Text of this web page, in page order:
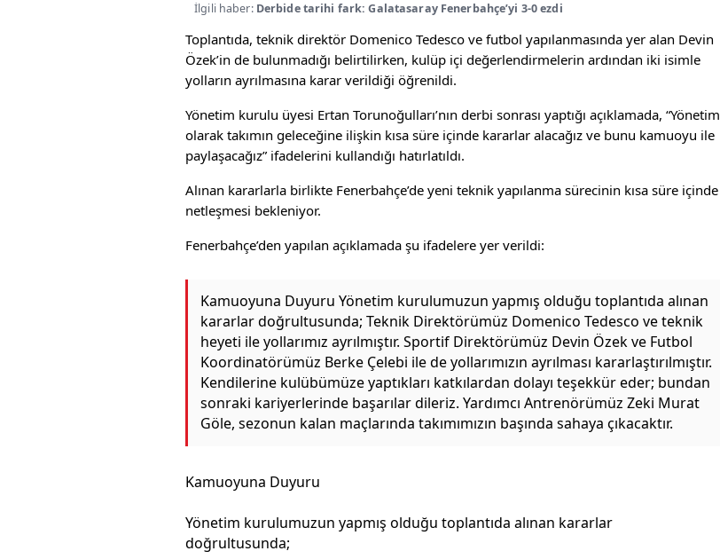
İlgili haber: Derbide tarihi fark: Galatasaray Fenerbahçe’yi 3-0 ezdi
Toplantıda, teknik direktör Domenico Tedesco ve futbol yapılanmasında yer alan Devin
Özek’in de bulunmadığı belirtilirken, kulüp içi değerlendirmelerin ardından iki isimle
yolların ayrılmasına karar verildiği öğrenildi.
Yönetim kurulu üyesi Ertan Torunoğulları’nın derbi sonrası yaptığı açıklamada, “Yönetim
olarak takımın geleceğine ilişkin kısa süre içinde kararlar alacağız ve bunu kamuoyu ile
paylaşacağız” ifadelerini kullandığı hatırlatıldı.
Alınan kararlarla birlikte Fenerbahçe’de yeni teknik yapılanma sürecinin kısa süre içinde
netleşmesi bekleniyor.
Fenerbahçe’den yapılan açıklamada şu ifadelere yer verildi:
Kamuoyuna Duyuru Yönetim kurulumuzun yapmış olduğu toplantıda alınan
kararlar doğrultusunda; Teknik Direktörümüz Domenico Tedesco ve teknik
heyeti ile yollarımız ayrılmıştır. Sportif Direktörümüz Devin Özek ve Futbol
Koordinatörümüz Berke Çelebi ile de yollarımızın ayrılması kararlaştırılmıştır.
Kendilerine kulübümüze yaptıkları katkılardan dolayı teşekkür eder; bundan
sonraki kariyerlerinde başarılar dileriz. Yardımcı Antrenörümüz Zeki Murat
Göle, sezonun kalan maçlarında takımımızın başında sahaya çıkacaktır.
Kamuoyuna Duyuru
Yönetim kurulumuzun yapmış olduğu toplantıda alınan kararlar
doğrultusunda;